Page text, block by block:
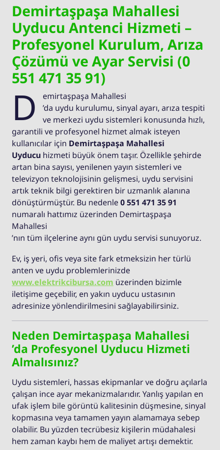
Demirtaşpaşa Mahallesi
Uyducu Antenci Hizmeti –
Profesyonel Kurulum, Arıza
Çözümü ve Ayar Servisi (0
551 471 35 91)
D
emirtaşpaşa Mahallesi
’da uydu kurulumu, sinyal ayarı, arıza tespiti
ve merkezi uydu sistemleri konusunda hızlı,
garantili ve profesyonel hizmet almak isteyen
kullanıcılar için Demirtaşpaşa Mahallesi
Uyducu hizmeti büyük önem taşır. Özellikle şehirde
artan bina sayısı, yenilenen yayın sistemleri ve
televizyon teknolojisinin gelişmesi, uydu servisini
artık teknik bilgi gerektiren bir uzmanlık alanına
dönüştürmüştür. Bu nedenle0 551 471 35 91
numaralı hattımız üzerinden Demirtaşpaşa
Mahallesi
’nın tüm ilçelerine aynı gün uydu servisi sunuyoruz.
Ev, iş yeri, ofis veya site fark etmeksizin her türlü
anten ve uydu problemlerinizde
www.elektrikcibursa.com üzerinden bizimle
iletişime geçebilir, en yakın uyducu ustasının
adresinize yönlendirilmesini sağlayabilirsiniz.
Neden Demirtaşpaşa Mahallesi
’da Profesyonel Uyducu Hizmeti
Almalısınız?
Uydu sistemleri, hassas ekipmanlar ve doğru açılarla
çalışan ince ayar mekanizmalarıdır. Yanlış yapılan en
ufak işlem bile görüntü kalitesinin düşmesine, sinyal
kopmasına veya tamamen yayın alamamaya sebep
olabilir. Bu yüzden tecrübesiz kişilerin müdahalesi
hem zaman kaybı hem de maliyet artışı demektir.